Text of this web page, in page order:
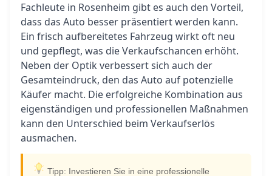
Fachleute in Rosenheim gibt es auch den Vorteil,
dass das Auto besser präsentiert werden kann.
Ein frisch aufbereitetes Fahrzeug wirkt oft neu
und gepflegt, was die Verkaufschancen erhöht.
Neben der Optik verbessert sich auch der
Gesamteindruck, den das Auto auf potenzielle
Käufer macht. Die erfolgreiche Kombination aus
eigenständigen und professionellen Maßnahmen
kann den Unterschied beim Verkaufserlös
ausmachen.
Tipp: Investieren Sie in eine professionelle